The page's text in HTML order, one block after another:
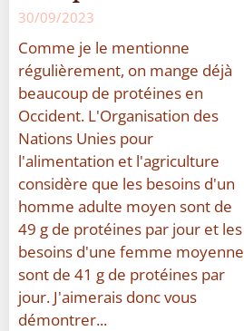
30/09/2023
Comme je le mentionne
régulièrement, on mange déjà
beaucoup de protéines en
Occident. L'Organisation des
Nations Unies pour
l'alimentation et l'agriculture
considère que les besoins d'un
homme adulte moyen sont de
49 g de protéines par jour et les
besoins d'une femme moyenne
sont de 41 g de protéines par
jour. J'aimerais donc vous
démontrer...